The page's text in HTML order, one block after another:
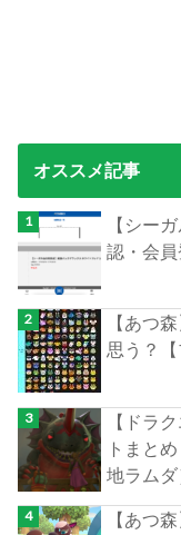
オススメ記事
【シー
認・会
【あつ
思う？【
【ドラ
トまと
地ラムダ
【あつ